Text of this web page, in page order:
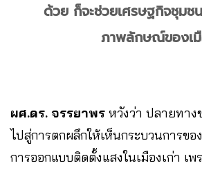
ด้วย ก็จะช่วยเศรษฐกิจชุม
ภาพลักษณ์ของเ
ผศ.ดร. จรรยาพร หวังว่า ปลายทาง
ไปสู่การตกผลึกให้เห็นกระบวนการขอ
การออกแบบติดตั้งแสงในเมืองเก่า เ